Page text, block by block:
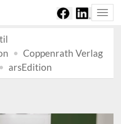
Coppenrath Verlag
arsEdition